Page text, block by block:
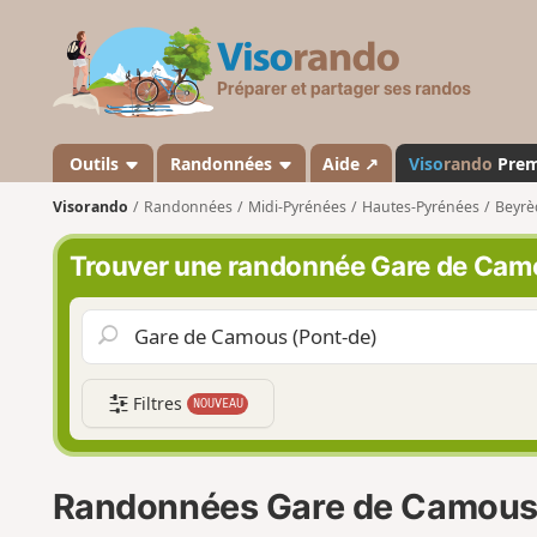
s
a
n
d
o
Outils Randonnées Aide ↗ Visorando
Visorando Randonnées Midi-Pyrénées Hautes-Pyrénées
Trouver une randonnée Gare de
Filtres NOUVEAU
Randonnées Gare de